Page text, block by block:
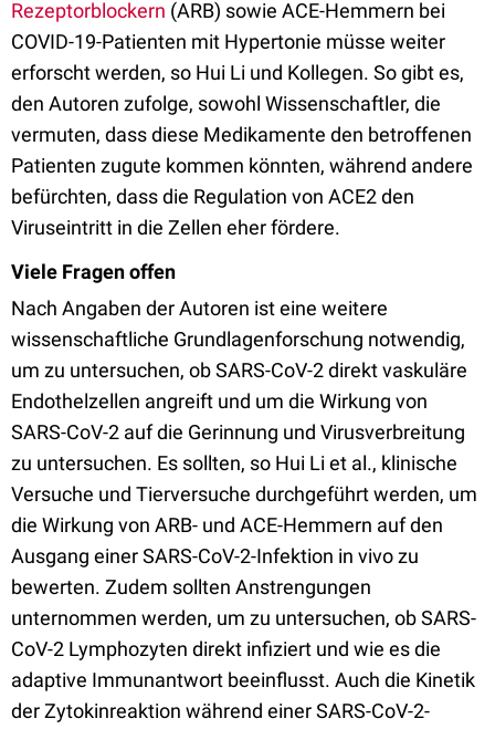
Rezeptorblockern (ARB) sowie ACE-Hemmern bei
COVID-19-Patienten mit Hypertonie müsse weiter
erforscht werden, so Hui Li und Kollegen. So gibt es,
den Autoren zufolge, sowohl Wissenschaftler, die
vermuten, dass diese Medikamente den betroffenen
Patienten zugute kommen könnten, während andere
befürchten, dass die Regulation von ACE2 den
Viruseintritt in die Zellen eher fördere.
Viele Fragen offen
Nach Angaben der Autoren ist eine weitere
wissenschaftliche Grundlagenforschung notwendig,
um zu untersuchen, ob SARS-CoV-2 direkt vaskuläre
Endothelzellen angreift und um die Wirkung von
SARS-CoV-2 auf die Gerinnung und Virusverbreitung
zu untersuchen. Es sollten, so Hui Li et al., klinische
Versuche und Tierversuche durchgeführt werden, um
die Wirkung von ARB- und ACE-Hemmern auf den
Ausgang einer SARS-CoV-2-Infektion in vivo zu
bewerten. Zudem sollten Anstrengungen
unternommen werden, um zu untersuchen, ob SARS-
CoV-2 Lymphozyten direkt infiziert und wie es die
adaptive Immunantwort beeinflusst. Auch die Kinetik
der Zytokinreaktion während einer SARS-CoV-2-